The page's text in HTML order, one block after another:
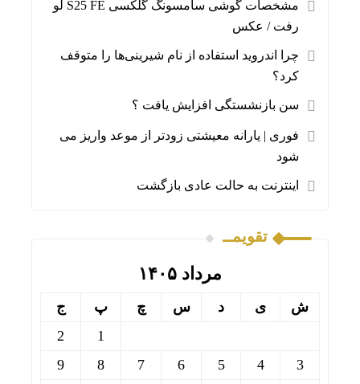
مشخصات گوشی سامسونگ گلکسی S25 FE لو
رفت / عکس
چرا اندروید استفاده از نام شیرینی‌ها را متوقف
کرد؟
سن بازنشستگی افزایش یافت ؟
فوری | یارانه معیشتی زودتر از موعد واریز می‌
شود
اینترنت به حالت عادی بازگشت
تقویمــ
مرداد ۱۴۰۵
ش ی د س چ پ ج
1
2
3
4
5
6
7
8
9